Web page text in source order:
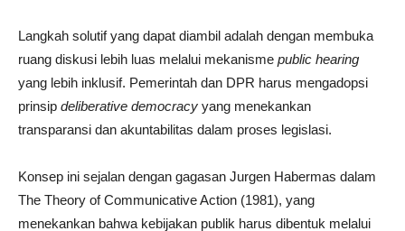
Langkah solutif yang dapat diambil adalah dengan membuka
ruang diskusi lebih luas melalui mekanisme public hearing
yang lebih inklusif. Pemerintah dan DPR harus mengadopsi
prinsip deliberative democracy yang menekankan
transparansi dan akuntabilitas dalam proses legislasi.
Konsep ini sejalan dengan gagasan Jurgen Habermas dalam
The Theory of Communicative Action (1981), yang
menekankan bahwa kebijakan publik harus dibentuk melalui